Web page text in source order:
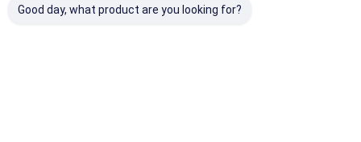
Good day, what product are you looking for?